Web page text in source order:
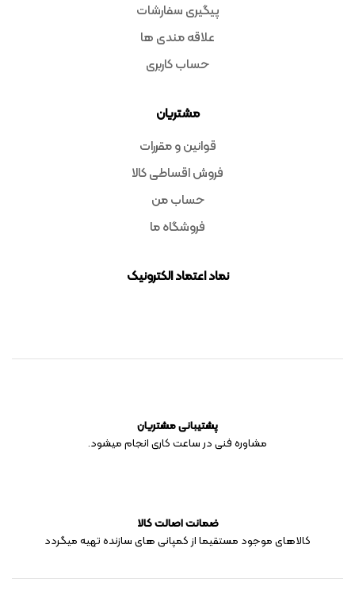
پیگیری سفارشات
علاقه مندی ها
حساب کاربری
مشتریان
قوانین و مقررات
فروش اقساطی کالا
حساب من
فروشگاه ما
نماد اعتماد الکترونیک
پشتیبانی مشتریان
مشاوره فنی در ساعت کاری انجام میشود.
ضمانت اصالت کالا
کالاهای موجود مستقیما از کمپانی های سازنده تهیه میگردد